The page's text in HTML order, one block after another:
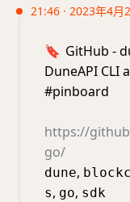
21:46 · 2023年4月
🔖 GitHub -
DuneAPI
#pinboard
https://
go/
dune,
s, go, sdk